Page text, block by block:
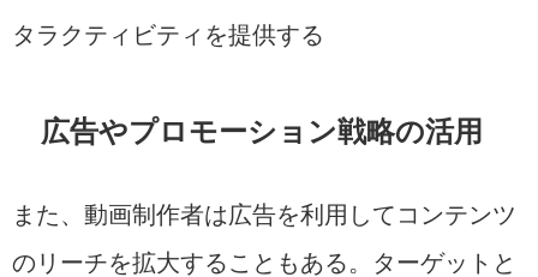
タラクティビティを提供する
広告やプロモーション戦略の活用
また、動画制作者は広告を利用してコンテンツ
のリーチを拡大することもある。ターゲットと